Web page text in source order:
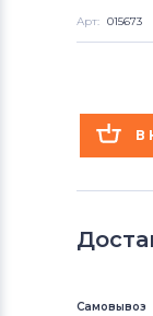
Арт: 015673
Самовывоз